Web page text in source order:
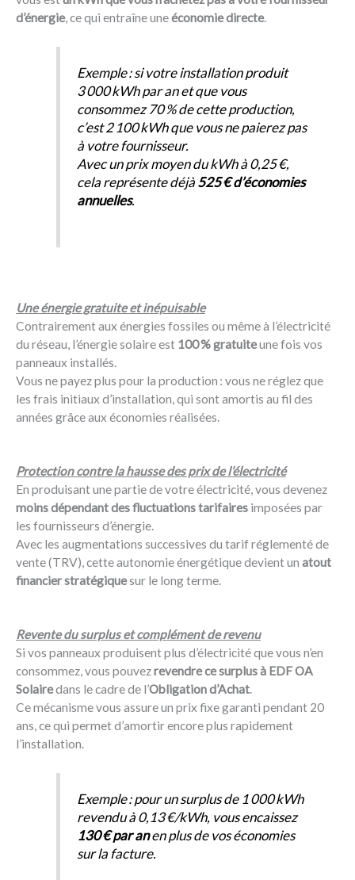
d’énergie, ce qui entraîne uneéconomie directe.
Exemple : si votre installation produit
3 000 kWh par an et que vous
consommez 70 % de cette production,
c’est 2 100 kWh que vous ne paierez pas
à votre fournisseur.
Avec un prix moyen du kWh à 0,25 €,
cela représente déjà525 € d’économies
annuelles.
Une énergie gratuite et inépuisable
Contrairement aux énergies fossiles ou même à l’électricité
du réseau, l’énergie solaire est 100 % gratuiteune fois vos
panneaux installés.
Vous ne payez plus pour la production : vous ne réglez que
les frais initiaux d’installation, qui sont amortis au fil des
années grâce aux économies réalisées.
Protection contre la hausse des prix de l’électricité
En produisant une partie de votre électricité, vous devenez
moins dépendant des fluctuations tarifaires imposées par
les fournisseurs d’énergie.
Avec les augmentations successives du tarif réglementé de
vente (TRV), cette autonomie énergétique devient un atout
financier stratégiquesur le long terme.
Revente du surplus et complément de revenu
Si vos panneaux produisent plus d’électricité que vous n’en
consommez, vous pouvezrevendre ce surplus à EDF OA
Solairedans le cadre de l’Obligation d’Achat.
Ce mécanisme vous assure un prix fixe garanti pendant 20
ans, ce qui permet d’amortir encore plus rapidement
l’installation.
Exemple : pour un surplus de 1 000 kWh
revendu à 0,13 €/kWh, vous encaissez
130 € par anen plus de vos économies
sur la facture.